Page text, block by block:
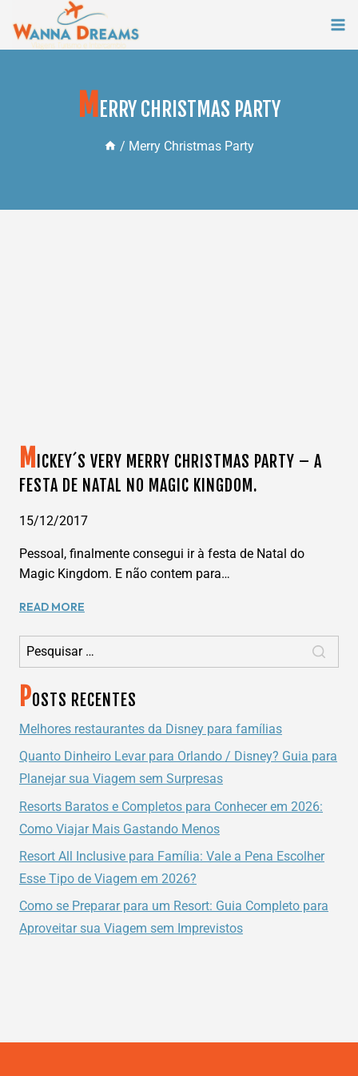
content
M ERRY CHRISTMAS PARTY
/ Merry Christmas Party
M ICKEY´S VERY MERRY CHRISTMAS PARTY – A
FESTA DE NATAL NO MAGIC KINGDOM.
15/12/2017
Pessoal, finalmente consegui ir à festa de Natal do
Magic Kingdom. E não contem para…
READ MORE
VERY
MERRY
PARTY
–
A
DE
NATAL
MAGIC
KINGDOM.
Pesquisar por:
POSTS RECENTES
Melhores restaurantes da Disney para famílias
Quanto Dinheiro Levar para Orlando / Disney? Guia para
Planejar sua Viagem sem Surpresas
Resorts Baratos e Completos para Conhecer em 2026:
Como Viajar Mais Gastando Menos
Resort All Inclusive para Família: Vale a Pena Escolher
Esse Tipo de Viagem em 2026?
Como se Preparar para um Resort: Guia Completo para
Aproveitar sua Viagem sem Imprevistos